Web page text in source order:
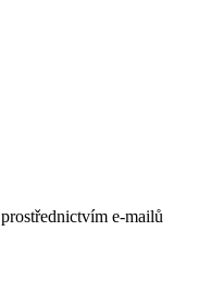
prostřednictvím e-mailů